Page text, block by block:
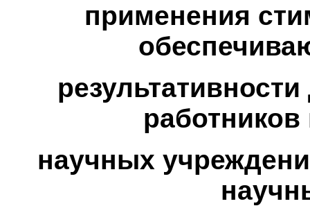
применения
научных